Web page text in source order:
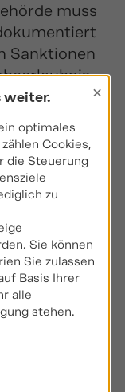
muss
Sanktionen
die
weiter. ×
optimales
Cookies,
die Steuerung
zu
Sie können
Sie zulassen
Basis Ihrer
alle
stehen.